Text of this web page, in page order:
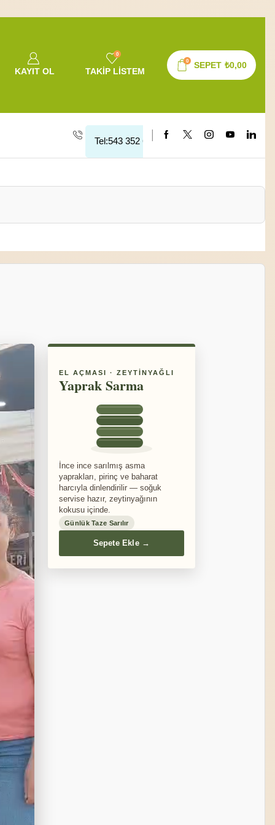
KAYIT OL
0
TAKIP LISTEM
0 SEPET ₺0,00
Tel:543 352 64 10
EL AÇMASI · ZEYTINYAĞLI
Yaprak Sarma
İnce ince sarılmış asma
yaprakları, pirinç ve baharat
harcıyla dinlendirilir — soğuk
servise hazır, zeytinyağının
kokusu içinde.
Günlük Taze Sarılır
Sepete Ekle →